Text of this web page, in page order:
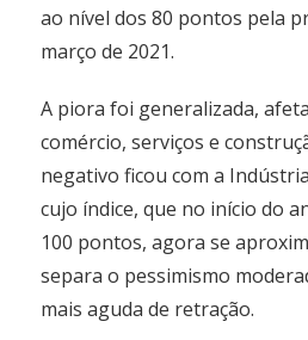
ao nível dos 80 pontos pela
março de 2021.
A piora foi generalizada,
comércio, serviços e
negativo ficou com a
cujo índice, que no início do
100 pontos, agora se
separa o pessimismo
mais aguda de retração.